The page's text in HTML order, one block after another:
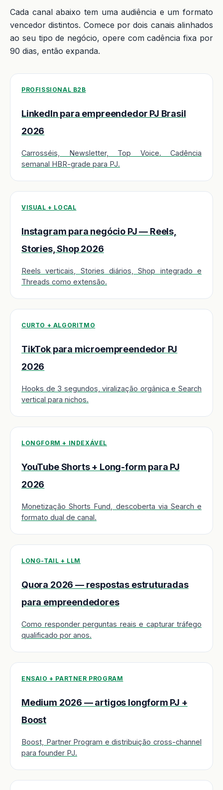
Cada canal abaixo tem uma audiência e um formato
vencedor distintos. Comece por dois canais alinhados
ao seu tipo de negócio, opere com cadência fixa por
90 dias, então expanda.
PROFISSIONAL B2B
LinkedIn para empreendedor PJ Brasil
2026
Carrosséis, Newsletter, Top Voice. Cadência
semanal HBR-grade para PJ.
VISUAL + LOCAL
Instagram para negócio PJ — Reels,
Stories, Shop 2026
Reels verticais, Stories diários, Shop integrado e
Threads como extensão.
CURTO + ALGORITMO
TikTok para microempreendedor PJ
2026
Hooks de 3 segundos, viralização orgânica e Search
vertical para nichos.
LONGFORM + INDEXÁVEL
YouTube Shorts + Long-form para PJ
2026
Monetização Shorts Fund, descoberta via Search e
formato dual de canal.
LONG-TAIL + LLM
Quora 2026 — respostas estruturadas
para empreendedores
Como responder perguntas reais e capturar tráfego
qualificado por anos.
ENSAIO + PARTNER PROGRAM
Medium 2026 — artigos longform PJ +
Boost
Boost, Partner Program e distribuição cross-channel
para founder PJ.